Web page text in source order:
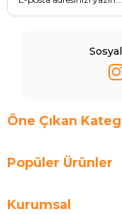
Öne Çıkan
Popüler Ürünler
Kurumsal